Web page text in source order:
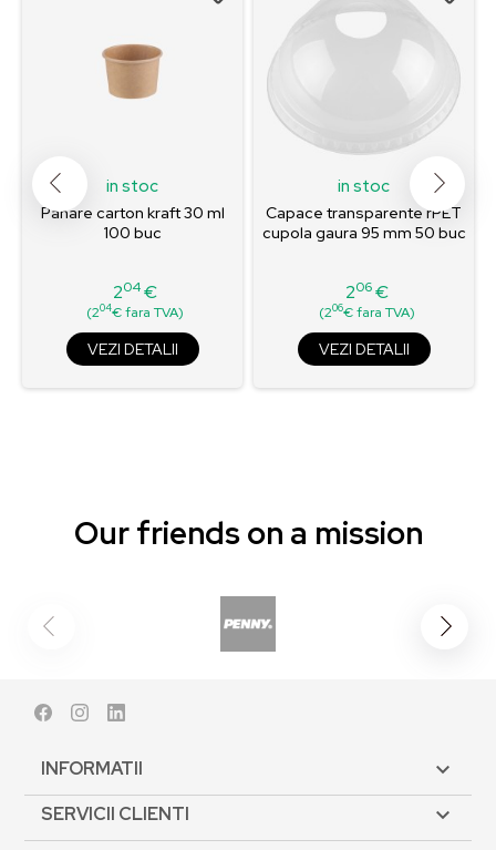
in stoc
Pahare carton kraft 30 ml
100 buc
Pret
204€
(204€ fara TVA)
VEZI DETALII
in stoc
Capace transparente rPET
cupola gaura 95 mm 50 buc
Pret
206€
(206€ fara TVA)
VEZI DETALII
Our friends on a mission
FacebookInstagram
INFORMATII 
SERVICII CLIENTI 